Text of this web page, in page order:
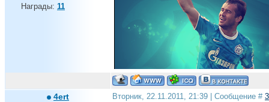
Награды: 11
4ert Вторник, 22.11.2011, 21:39 | Сообщение #